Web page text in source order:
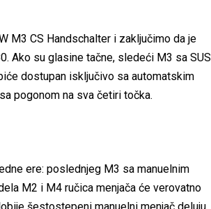
M3 CS Handschalter i zaključimo da je
Ako su glasine tačne, sledeći M3 sa SUS
dostupan isključivo sa automatskim
pogonom na sva četiri točka.
ere: poslednjeg M3 sa manuelnim
M2 i M4 ručica menjača će verovatno